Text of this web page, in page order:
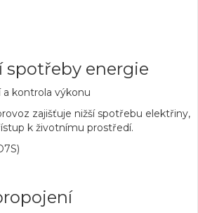
spotřeby energie
kontrola výkonu
zajišťuje nižší spotřebu elektřiny,
k životnímu prostředí.